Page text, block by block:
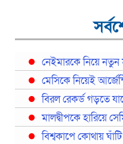
নেইমারকে নিয়ে নতুন
মেসিকে নিয়েই
বিরল রেকর্ড গড়তে
মালদ্বীপকে হারিয়ে
বিশ্বকাপে কোথায়